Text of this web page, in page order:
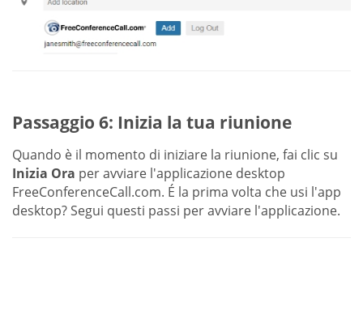
Passaggio 6: Inizia la tua riunione
Quando è il momento di iniziare la riunione, fai clic su
Inizia Ora per avviare l'applicazione desktop
FreeConferenceCall.com. É la prima volta che usi l'app
desktop? Segui questi passi per avviare l'applicazione.